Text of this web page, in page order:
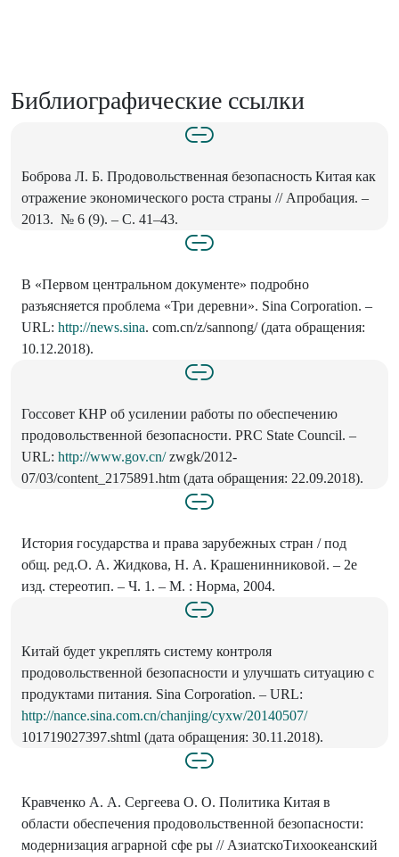
Библиографические ссылки
Боброва Л. Б. Продовольственная безопасность Китая как
отражение экономического роста страны // Апробация. –
2013. ­ № 6 (9). – С. 41–43.
В «Первом центральном документе» подробно
разъясняется проблема «Три деревни». Sina Corporation. –
URL: http://news.sina. com.cn/z/sannong/ (дата обращения:
10.12.2018).
Госсовет КНР об усилении работы по обеспечению
продовольственной безопасно­сти. PRC State Council. –
URL: http://www.gov.cn/zwgk/2012­
07/03/content_2175891.htm (дата обращения: 22.09.2018).
История государства и права зарубежных стран / под
общ. ред.О. А. Жидкова, Н. А. Крашенинниковой. – 2­е
изд. стереотип. – Ч. 1. – М. : Норма, 2004.
Китай будет укреплять систему контроля
продовольственной безопасности и улучшать ситуацию с
продуктами питания. Sina Corporation. – URL:
http://nance.sina.com.cn/chanjing/cyxw/20140507/
101719027397.shtml (дата обращения: 30.11.2018).
Кравченко А. А. Сергеева О. О. Политика Китая в
области обеспечения продоволь­ственной безопасности:
модернизация аграрной сфе­ ры // Азиатско­Тихоокеанский